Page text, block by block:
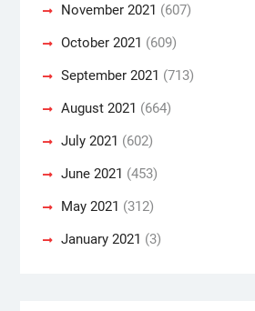
November 2021 (607)
October 2021 (609)
September 2021 (713)
August 2021 (664)
July 2021 (602)
June 2021 (453)
May 2021 (312)
January 2021 (3)